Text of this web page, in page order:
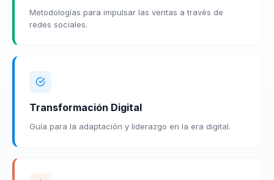
Metodologías para impulsar las ventas a través de
redes sociales.
Transformación Digital
Guía para la adaptación y liderazgo en la era digital.